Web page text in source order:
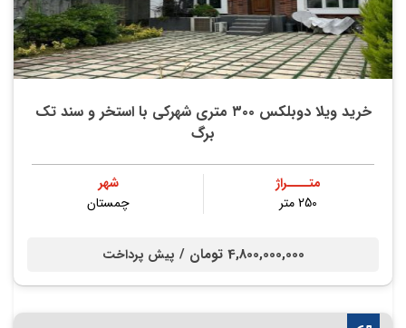
خريد ویلا دوبلکس ۳۰۰ متری شهركي با استخر و سند تك
برگ
متــــراژ
250 متر
شهر
چمستان
4,800,000,000 تومان / پیش پرداخت